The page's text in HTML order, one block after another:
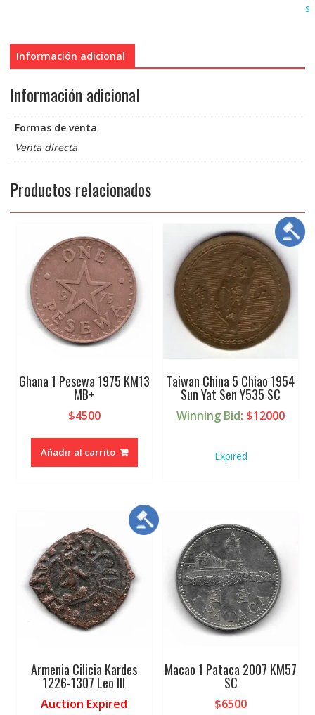
s
Información adicional
Información adicional
Formas de venta
Venta directa
Productos relacionados
Ghana 1 Pesewa 1975 KM13
MB+
$4500
Añadir al carrito
Taiwan China 5 Chiao 1954
Sun Yat Sen Y535 SC
Winning Bid: $12000
Expired
Armenia Cilicia Kardes
1226-1307 Leo III
Auction Expired
Macao 1 Pataca 2007 KM57
SC
$6500